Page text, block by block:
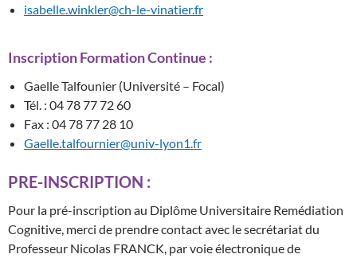
isabelle.winkler@ch-le-vinatier.fr
Inscription Formation Continue :
Gaelle Talfounier (Université – Focal)
Tél. : 04 78 77 72 60
Fax : 04 78 77 28 10
Gaelle.talfournier@univ-lyon1.fr
PRE-INSCRIPTION :
Pour la pré-inscription au Diplôme Universitaire Remédiation
Cognitive, merci de prendre contact avec le secrétariat du
Professeur Nicolas FRANCK, par voie électronique de